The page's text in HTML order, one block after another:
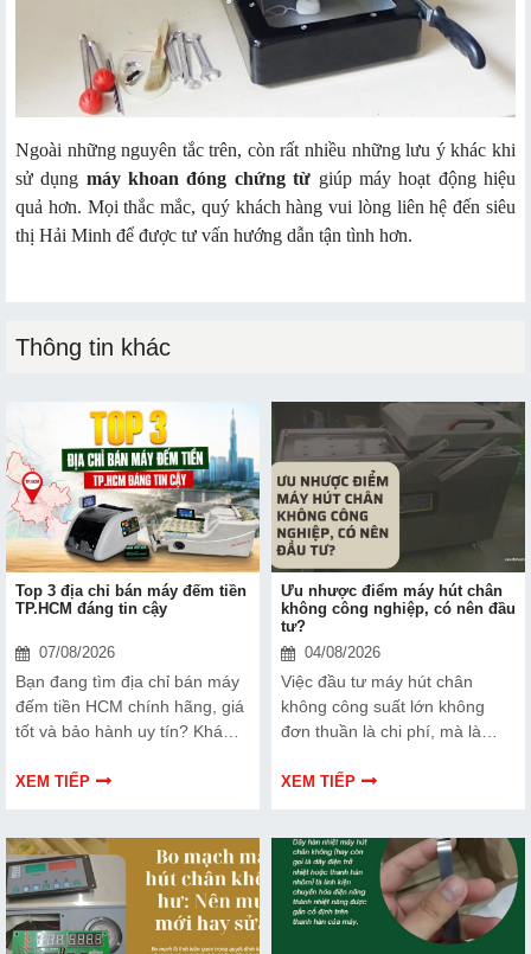
Ngoài những nguyên tắc trên, còn rất nhiều những lưu ý khác khi
sử dụng máy khoan đóng chứng từ giúp máy hoạt động hiệu
quả hơn. Mọi thắc mắc, quý khách hàng vui lòng liên hệ đến siêu
thị Hải Minh để được tư vấn hướng dẫn tận tình hơn.
Thông tin khác
Top 3 địa chỉ bán máy đếm tiền
TP.HCM đáng tin cậy
07/08/2026
Bạn đang tìm địa chỉ bán máy
đếm tiền HCM chính hãng, giá
tốt và bảo hành uy tín? Khám
nhiều doanh nghiệp, cửa hàng
XEM TIẾP
Ưu nhược điểm máy hút chân
không công nghiệp, có nên đầu
tư?
04/08/2026
Việc đầu tư máy hút chân
không công suất lớn không
đơn thuần là chi phí, mà là
sản phẩm và nâng cao vị thế
điểm của thiết bị này để có
thêm thông tin và giúp bạn đưa
ra lựa chọn phù hợp, hiệu quả
hơn nhé!
XEM TIẾP